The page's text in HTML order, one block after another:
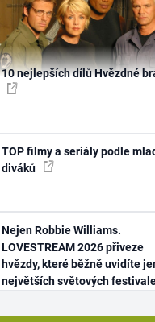
10 nejlepších dílů Hvězdné
TOP filmy a seriály podle
diváků
Nejen Robbie Williams.
LOVESTREAM 2026 přiveze
hvězdy, které běžně uvidíte
největších světových